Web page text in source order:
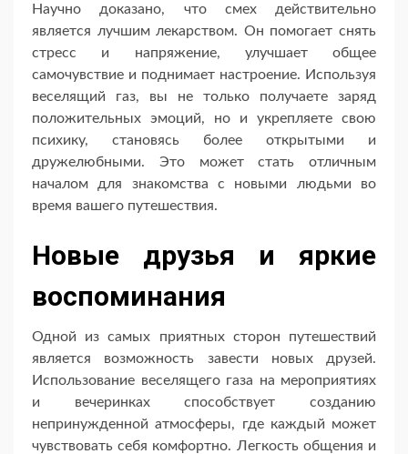
Научно доказано, что смех действительно
является лучшим лекарством. Он помогает снять
стресс и напряжение, улучшает общее
самочувствие и поднимает настроение. Используя
веселящий газ, вы не только получаете заряд
положительных эмоций, но и укрепляете свою
психику, становясь более открытыми и
дружелюбными. Это может стать отличным
началом для знакомства с новыми людьми во
время вашего путешествия.
Новые друзья и яркие
воспоминания
Одной из самых приятных сторон путешествий
является возможность завести новых друзей.
Использование веселящего газа на мероприятиях
и вечеринках способствует созданию
непринужденной атмосферы, где каждый может
чувствовать себя комфортно. Легкость общения и